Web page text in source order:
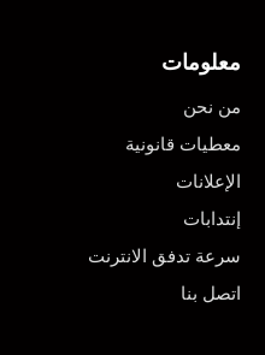
معلومات
من نحن
معطيات قانونية
الإعلانات
إنتدابات
سرعة تدفق الانترنت
اتصل بنا